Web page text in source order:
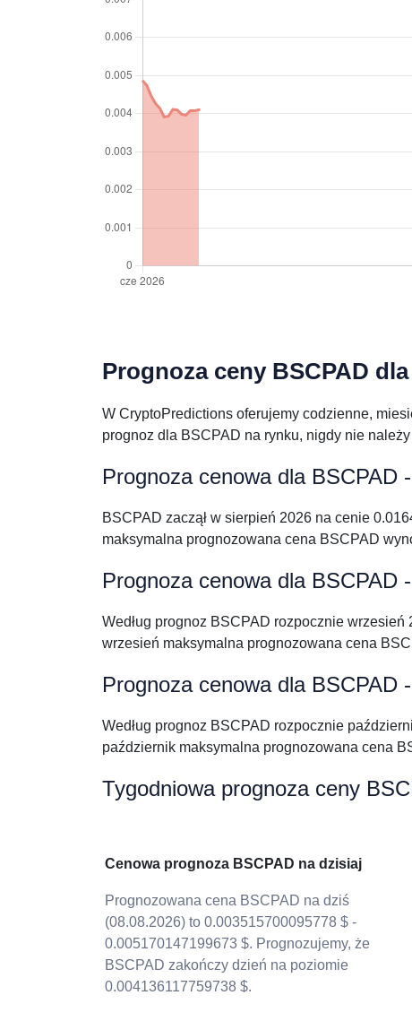
Prognoza ceny BSCPAD
W CryptoPredictions oferujemy codzienne,
prognoz dla BSCPAD na rynku, nigdy nie
Prognoza cenowa dla BSCPAD
BSCPAD zaczął w sierpień 2026 na cenie
maksymalna prognozowana cena BSCPAD
Prognoza cenowa dla BSCPAD
Według prognoz BSCPAD rozpocznie
wrzesień maksymalna prognozowana cena
Prognoza cenowa dla BSCPAD
Według prognoz BSCPAD rozpocznie
październik maksymalna prognozowana cena
Tygodniowa prognoza ceny
Cenowa prognoza BSCPAD na dzisiaj
Prognozowana cena BSCPAD na dziś
(08.08.2026) to 0.003515700095778 $ -
0.005170147199673 $. Prognozujemy, że
BSCPAD zakończy dzień na poziomie
0.004136117759738 $.